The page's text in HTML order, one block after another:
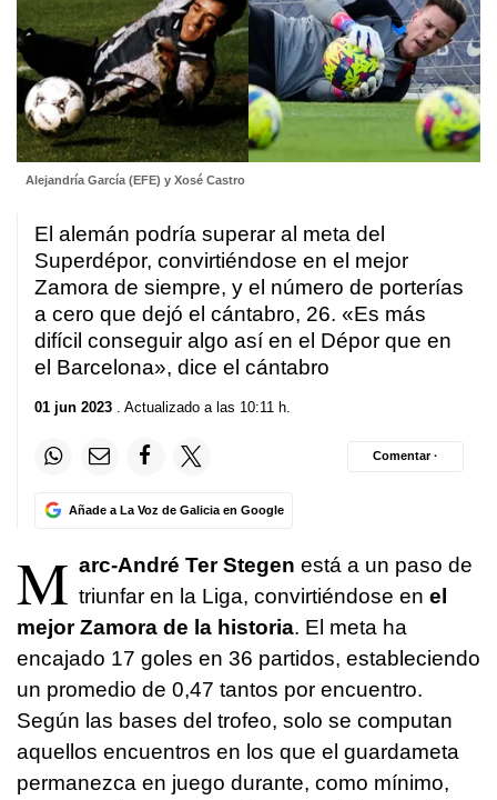
Alejandría García (EFE) y Xosé Castro
El alemán podría superar al meta del
Superdépor, convirtiéndose en el mejor
Zamora de siempre, y el número de porterías
a cero que dejó el cántabro, 26. «Es más
difícil conseguir algo así en el Dépor que en
el Barcelona», dice el cántabro
01 jun 2023 . Actualizado a las 10:11 h.
Añade a La Voz de Galicia en Google
Comentar ·
M arc-André Ter Stegen está a un paso de
triunfar en la Liga, convirtiéndose en el
mejor Zamora de la historia. El meta ha
encajado 17 goles en 36 partidos, estableciendo
un promedio de 0,47 tantos por encuentro.
Según las bases del trofeo, solo se computan
aquellos encuentros en los que el guardameta
permanezca en juego durante, como mínimo,